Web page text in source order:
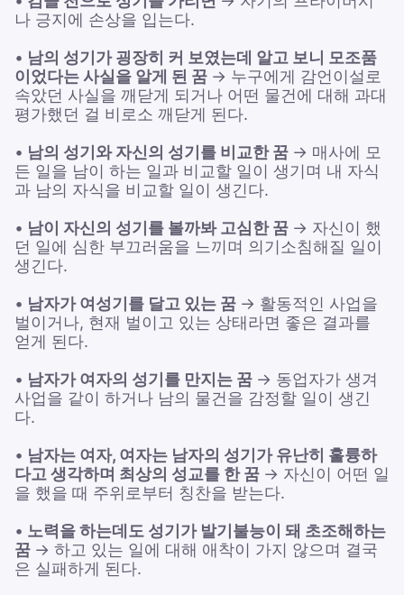
나 긍지에 손상을 입는다.
• 남의 성기가 굉장히 커 보였는데 알고 보니 모조품
이었다는 사실을 알게 된 꿈 → 누구에게 감언이설로
속았던 사실을 깨닫게 되거나 어떤 물건에 대해 과대
평가했던 걸 비로소 깨닫게 된다.
• 남의 성기와 자신의 성기를 비교한 꿈 → 매사에 모
든 일을 남이 하는 일과 비교할 일이 생기며 내 자식
과 남의 자식을 비교할 일이 생긴다.
• 남이 자신의 성기를 볼까봐 고심한 꿈 → 자신이 했
던 일에 심한 부끄러움을 느끼며 의기소침해질 일이
생긴다.
• 남자가 여성기를 달고 있는 꿈 → 활동적인 사업을
벌이거나, 현재 벌이고 있는 상태라면 좋은 결과를
얻게 된다.
• 남자가 여자의 성기를 만지는 꿈 → 동업자가 생겨
사업을 같이 하거나 남의 물건을 감정할 일이 생긴
다.
• 남자는 여자, 여자는 남자의 성기가 유난히 훌륭하
다고 생각하며 최상의 성교를 한 꿈 → 자신이 어떤 일
을 했을 때 주위로부터 칭찬을 받는다.
• 노력을 하는데도 성기가 발기불능이 돼 초조해하는
꿈 → 하고 있는 일에 대해 애착이 가지 않으며 결국
은 실패하게 된다.